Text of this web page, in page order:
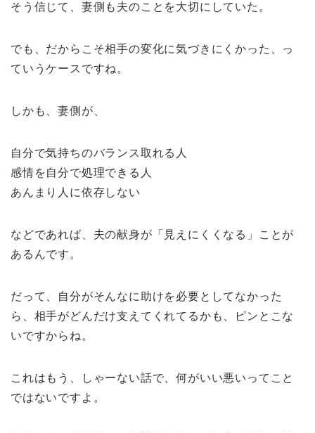
そう信じて、妻側も夫のことを大切にしていた。
でも、だからこそ相手の変化に気づきにくかった、っ
ていうケースですね。
しかも、妻側が、
自分で気持ちのバランス取れる人
感情を自分で処理できる人
あんまり人に依存しない
などであれば、夫の献身が「見えにくくなる」ことが
あるんです。
だって、自分がそんなに助けを必要としてなかった
ら、相手がどんだけ支えてくれてるかも、ピンとこな
いですからね。
これはもう、しゃーない話で、何がいい悪いってこと
ではないですよ。